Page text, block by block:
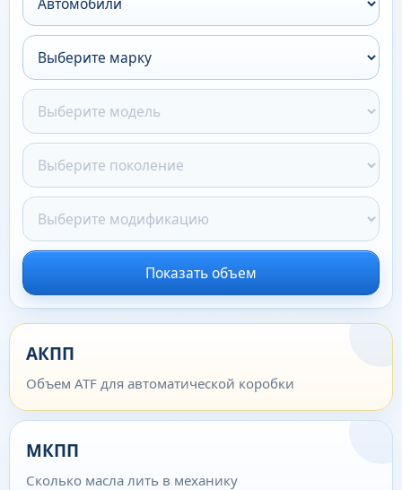
Показать объем
АКПП
Объем ATF для автоматической коробки
МКПП
Сколько масла лить в механику